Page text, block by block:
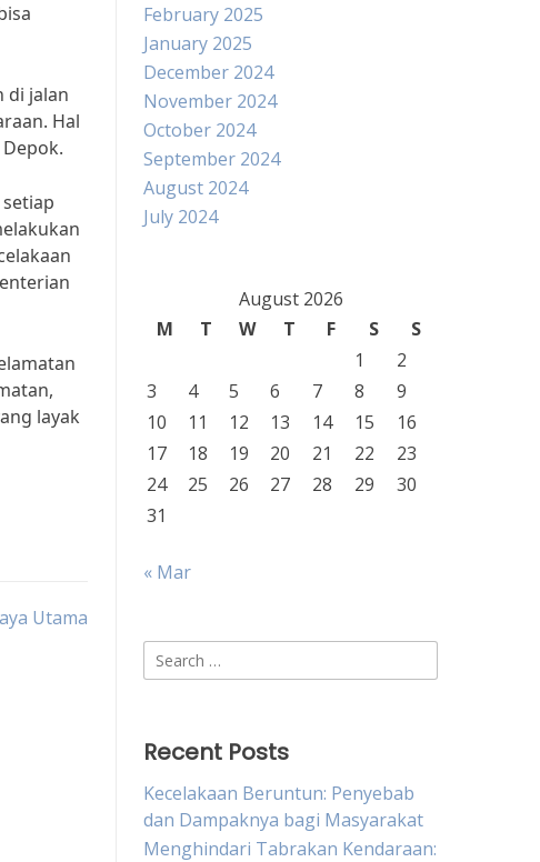
di jalan
Hal
layak
Utama
February 2025
January 2025
December 2024
November 2024
October 2024
September 2024
August 2024
July 2024
August 2026
M
T W T F S
S
1
2
3
4 5 6 7 8
9
10
11 12 13 14 15
16
17
18 19 20 21 22
23
24
25 26 27 28 29
30
31
« Mar
Search
for:
Recent Posts
Kecelakaan Beruntun: Penyebab
dan Dampaknya bagi Masyarakat
Menghindari Tabrakan Kendaraan: